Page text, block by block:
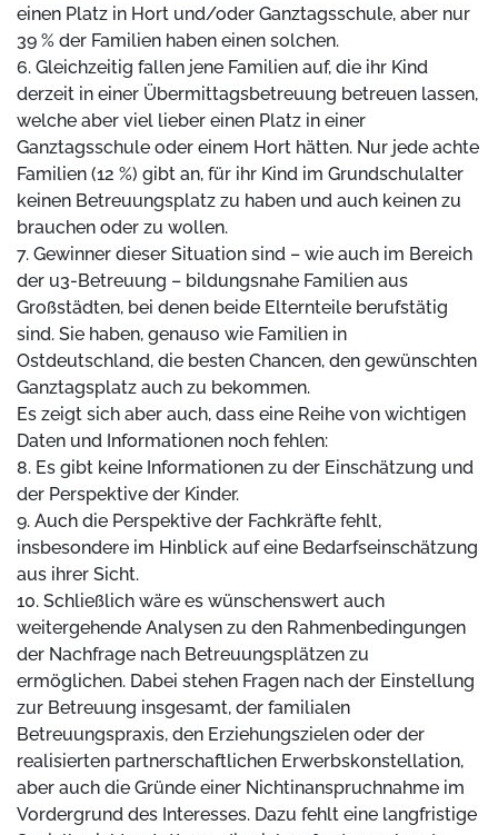
einen Platz in Hort und/oder Ganztagsschule, aber nur
39 % der Familien haben einen solchen.
6. Gleichzeitig fallen jene Familien auf, die ihr Kind
derzeit in einer Übermittagsbetreuung betreuen lassen,
welche aber viel lieber einen Platz in einer
Ganztagsschule oder einem Hort hätten. Nur jede achte
Familien (12 %) gibt an, für ihr Kind im Grundschulalter
keinen Betreuungsplatz zu haben und auch keinen zu
brauchen oder zu wollen.
7. Gewinner dieser Situation sind – wie auch im Bereich
der u3-Betreuung – bildungsnahe Familien aus
Großstädten, bei denen beide Elternteile berufstätig
sind. Sie haben, genauso wie Familien in
Ostdeutschland, die besten Chancen, den gewünschten
Ganztagsplatz auch zu bekommen.
Es zeigt sich aber auch, dass eine Reihe von wichtigen
Daten und Informationen noch fehlen:
8. Es gibt keine Informationen zu der Einschätzung und
der Perspektive der Kinder.
9. Auch die Perspektive der Fachkräfte fehlt,
insbesondere im Hinblick auf eine Bedarfseinschätzung
aus ihrer Sicht.
10. Schließlich wäre es wünschenswert auch
weitergehende Analysen zu den Rahmenbedingungen
der Nachfrage nach Betreuungsplätzen zu
ermöglichen. Dabei stehen Fragen nach der Einstellung
zur Betreuung insgesamt, der familialen
Betreuungspraxis, den Erziehungszielen oder der
realisierten partnerschaftlichen Erwerbskonstellation,
aber auch die Gründe einer Nichtinanspruchnahme im
Vordergrund des Interesses. Dazu fehlt eine langfristige